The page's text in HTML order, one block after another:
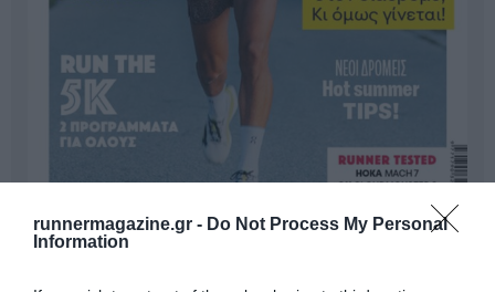
runnermagazine.gr - Do Not Process My Personal
Information